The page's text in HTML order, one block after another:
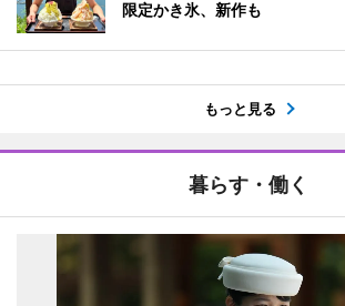
限定かき氷、新作も
もっと見る
暮らす・働く